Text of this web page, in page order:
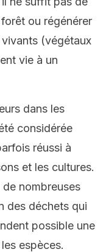
ou régénérer
(végétaux
vie à un
dans les
considérée
réussi à
et les cultures.
de nombreuses
des déchets qui
possible une
espèces.